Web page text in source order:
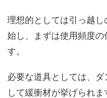
理想的としては引っ越
始し、まずは使用頻度
す。
必要な道具としては、
して緩衝材が挙げられま